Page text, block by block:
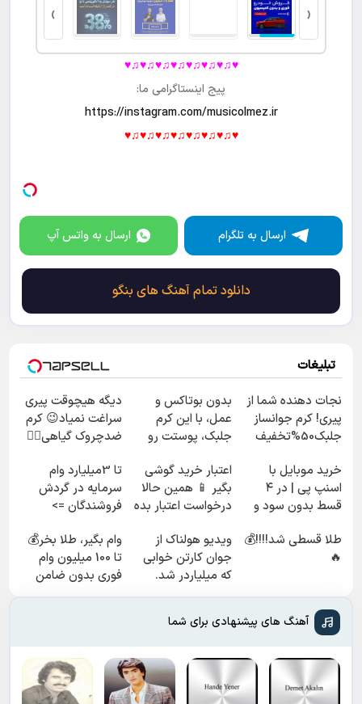
‹
›
♥♫♥♫♥♫♥♫♥♫♥♫♥♫♥
پیج اینستاگرامی ما:
https://instagram.com/musicolmez.ir
♥♫♥♫♥♫♥♫♥♫♥♫♥♫♥
ارسال به تلگرام ارسال به واتس آپ
دانلود تمام آهنگ های بنگو
تبلیغات
نجات دهنده شما از
پیری! کرم جوانساز
جلبک50%تخفیف
بدون بوتاکس و
عمل، با این کرم
جلبک، پوستت رو
دیگه هیچوقت پیری
سراغت نمیاد😉 کرم
ضدچروک گیاهی👈🏻
خرید موبایل با
اسنپ پی | در ۴
قسط بدون سود و
اعتبار خرید گوشی
بگیر 📱 همین حالا
درخواست اعتبار بده
تا 3میلیارد وام
سرمایه در گردش
فروشندگان =>
کن
طلا قسطی شد!!!!💰
🔥
ویدیو هولناک از
جوان کارتن خوابی
که میلیاردر شد.
آموزش رایگان
وام بگیر، طلا بخر💰
تا 100 میلیون وام
فوری بدون ضامن
آهنگ های پیشنهادی برای شما